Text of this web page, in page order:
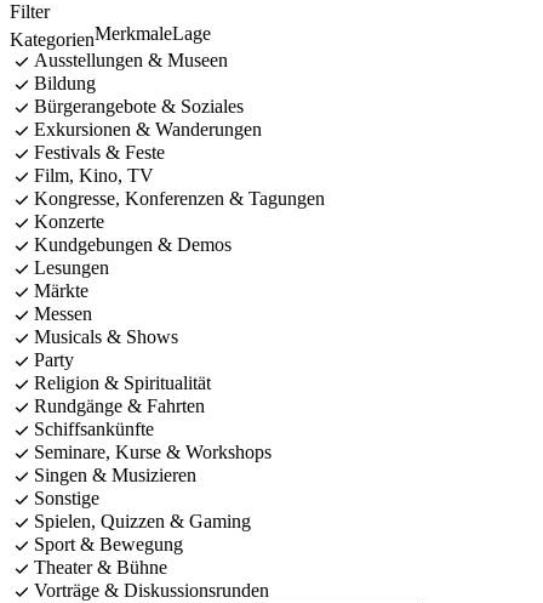
Filter
KategorienMerkmaleLage
Ausstellungen & Museen
Bildung
Bürgerangebote & Soziales
Exkursionen & Wanderungen
Festivals & Feste
Film, Kino, TV
Kongresse, Konferenzen & Tagungen
Konzerte
Kundgebungen & Demos
Lesungen
Märkte
Messen
Musicals & Shows
Party
Religion & Spiritualität
Rundgänge & Fahrten
Schiffsankünfte
Seminare, Kurse & Workshops
Singen & Musizieren
Sonstige
Spielen, Quizzen & Gaming
Sport & Bewegung
Theater & Bühne
Vorträge & Diskussionsrunden